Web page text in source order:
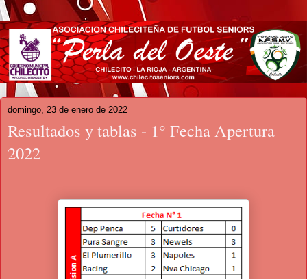
domingo, 23 de enero de 2022
Resultados y tablas - 1° Fecha Apertura
2022